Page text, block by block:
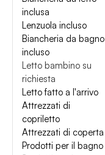
inclusa
Lenzuola incluso
Biancheria da bagno
incluso
Letto bambino su
richiesta
Letto fatto a l'arrivo
Attrezzati di
copriletto
Attrezzati di coperta
Prodotti per il bagno